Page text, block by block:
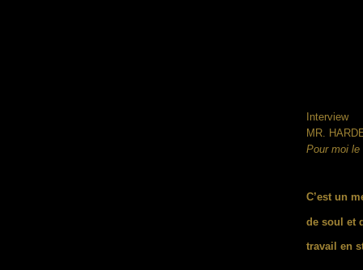
Interview
MR.
Pour moi le
C’est un
de soul et
travail en